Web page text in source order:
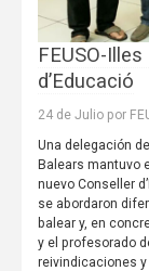
FEUSO-
d’Educació
24 de Julio por
Una delegación
Balears mantuvo
nuevo Conseller
se abordaron
balear y, en
y el profesorado
reivindicaciones